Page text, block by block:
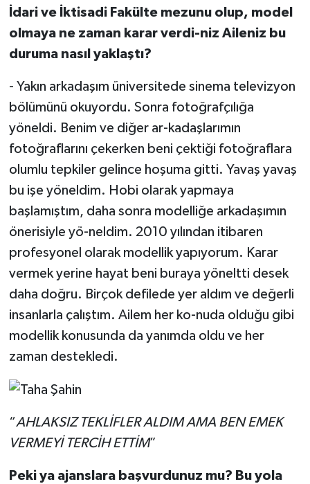
İdari ve İktisadi Fakülte mezunu olup, model
olmaya ne zaman karar verdi-niz Aileniz bu
duruma nasıl yaklaştı?
- Yakın arkadaşım üniversitede sinema televizyon
bölümünü okuyordu. Sonra fotoğrafçılığa
yöneldi. Benim ve diğer ar-kadaşlarımın
fotoğraflarını çekerken beni çektiği fotoğraflara
olumlu tepkiler gelince hoşuma gitti. Yavaş yavaş
bu işe yöneldim. Hobi olarak yapmaya
başlamıştım, daha sonra modelliğe arkadaşımın
önerisiyle yö-neldim. 2010 yılından itibaren
profesyonel olarak modellik yapıyorum. Karar
vermek yerine hayat beni buraya yöneltti desek
daha doğru. Birçok defilede yer aldım ve değerli
insanlarla çalıştım. Ailem her ko-nuda olduğu gibi
modellik konusunda da yanımda oldu ve her
zaman destekledi.
“AHLAKSIZ TEKLİFLER ALDIM AMA BEN EMEK
VERMEYİ TERCİH ETTİM”
Peki ya ajanslara başvurdunuz mu? Bu yola